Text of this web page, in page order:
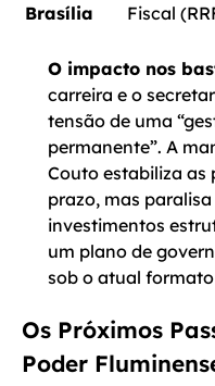
Brasília
Fiscal
O impacto nos
carreira e o
tensão de uma
permanente”. A
Couto estabiliza as
prazo, mas
investimentos
um plano de
sob o atual
Os Próximos
Poder